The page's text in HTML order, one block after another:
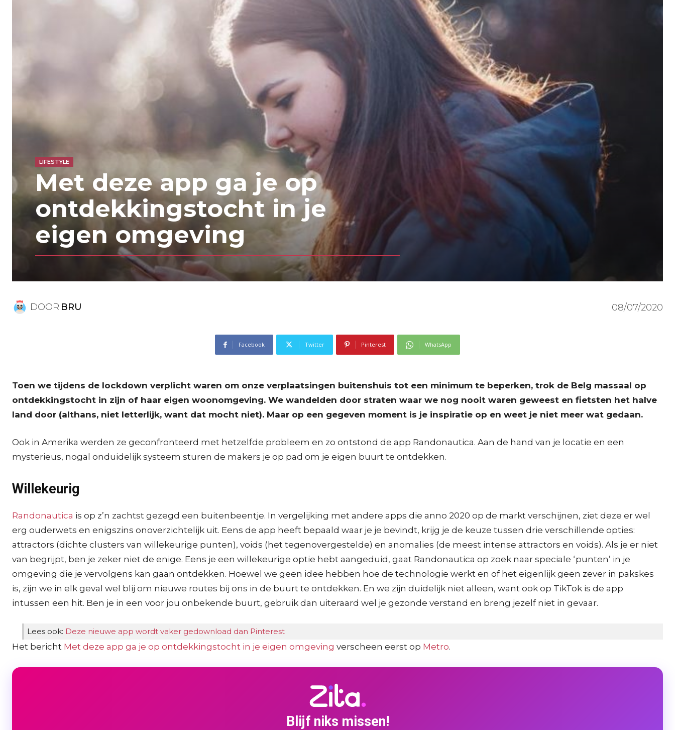
LIFESTYLE
Met deze app ga je op
ontdekkingstocht in je
eigen omgeving
DOOR BRU 08/07/2020
Facebook Twitter Pinterest WhatsApp
Toen we tijdens de lockdown verplicht waren om onze verplaatsingen buitenshuis tot een minimum te beperken, trok de Belg massaal op
ontdekkingstocht in zijn of haar eigen woonomgeving. We wandelden door straten waar we nog nooit waren geweest en fietsten het halve
land door (althans, niet letterlijk, want dat mocht niet). Maar op een gegeven moment is je inspiratie op en weet je niet meer wat gedaan.
Ook in Amerika werden ze geconfronteerd met hetzelfde probleem en zo ontstond de app Randonautica. Aan de hand van je locatie en een
mysterieus, nogal onduidelijk systeem sturen de makers je op pad om je eigen buurt te ontdekken.
Willekeurig
Randonautica is op z’n zachtst gezegd een buitenbeentje. In vergelijking met andere apps die anno 2020 op de markt verschijnen, ziet deze er wel
erg ouderwets en enigszins onoverzichtelijk uit. Eens de app heeft bepaald waar je je bevindt, krijg je de keuze tussen drie verschillende opties:
attractors (dichte clusters van willekeurige punten), voids (het tegenovergestelde) en anomalies (de meest intense attractors en voids). Als je er niet
van begrijpt, ben je zeker niet de enige. Eens je een willekeurige optie hebt aangeduid, gaat Randonautica op zoek naar speciale ‘punten’ in je
omgeving die je vervolgens kan gaan ontdekken. Hoewel we geen idee hebben hoe de technologie werkt en of het eigenlijk geen zever in pakskes
is, zijn we in elk geval wel blij om nieuwe routes bij ons in de buurt te ontdekken. En we zijn duidelijk niet alleen, want ook op TikTok is de app
intussen een hit. Ben je in een voor jou onbekende buurt, gebruik dan uiteraard wel je gezonde verstand en breng jezelf niet in gevaar.
Lees ook: Deze nieuwe app wordt vaker gedownload dan Pinterest
Het bericht Met deze app ga je op ontdekkingstocht in je eigen omgeving verscheen eerst op Metro.
Blijf niks missen!